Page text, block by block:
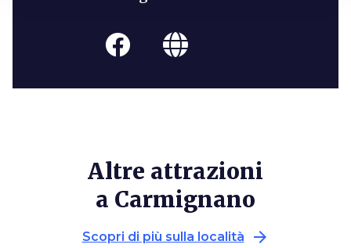
Altre attrazioni
a Carmignano
Scopri di più sulla località arrow_forward